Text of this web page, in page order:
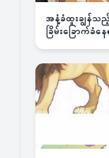
အနံ့ခံထူးချွန်သ
ခြိမ်းခြောက်